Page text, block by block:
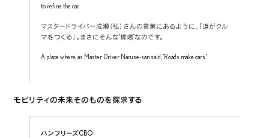
to refine the car.
マスタードライバー成瀬（弘）さんの言葉にあるように、「道がクル
マをつくる」。まさにそんな“現場”なのです。
A place where, as Master Driver Naruse-san said, “Roads make cars.”
モビリティの未来そのものを探求する
ハンフリーズCBO